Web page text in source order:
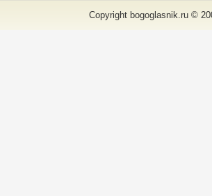
Copyright bogoglasnik.ru ©